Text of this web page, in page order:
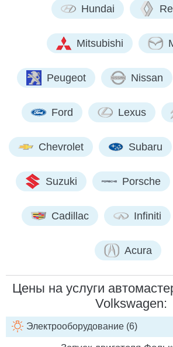
Hundai
Mitsubishi
Peugeot Nissan
Ford Lexus
Chevrolet Subaru
Suzuki Porsche
Cadillac Infiniti
Acura
Цены на услуги
Volkswagen:
НАИМЕНОВАНИЕ УСЛУГИ
Электрооборудование (6)